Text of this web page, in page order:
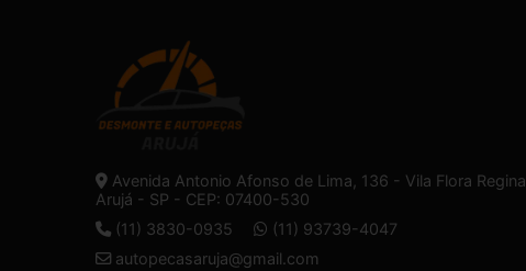
Avenida Antonio Afonso de Lima, 136 - Vila Flora Regina
Arujá - SP - CEP: 07400-530
(11) 3830-0935
(11) 93739-4047
autopecasaruja@gmail.com